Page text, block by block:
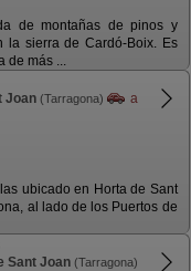
de montañas de pinos y
la sierra de Cardó-Boix. Es
de más ...
Joan (Tarragona)
a
ubicado en Horta de Sant
al lado de los Puertos de
Sant Joan (Tarragona)